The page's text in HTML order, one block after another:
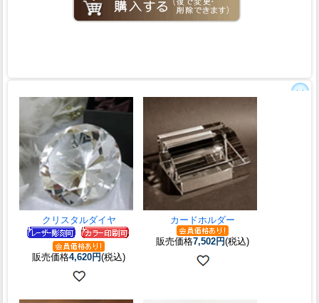
クリスタルダイヤ
販売価格4,620円(税込)
カードホルダー
販売価格7,502円(税込)